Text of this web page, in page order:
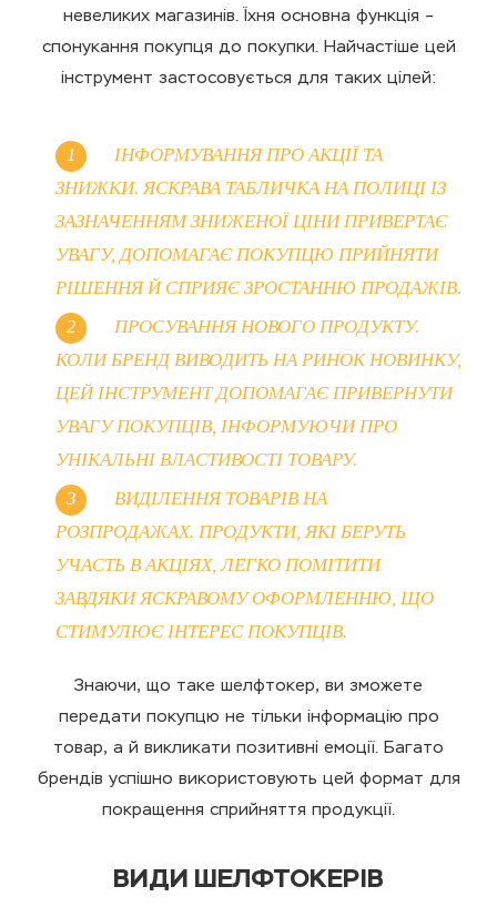
невеликих магазинів. Їхня основна функція –
спонукання покупця до покупки. Найчастіше цей
інструмент застосовується для таких цілей:
ІНФОРМУВАННЯ ПРО АКЦІЇ ТА
ЗНИЖКИ. ЯСКРАВА ТАБЛИЧКА НА ПОЛИЦІ ІЗ
ЗАЗНАЧЕННЯМ ЗНИЖЕНОЇ ЦІНИ ПРИВЕРТАЄ
УВАГУ, ДОПОМАГАЄ ПОКУПЦЮ ПРИЙНЯТИ
РІШЕННЯ Й СПРИЯЄ ЗРОСТАННЮ ПРОДАЖІВ.
ПРОСУВАННЯ НОВОГО ПРОДУКТУ.
КОЛИ БРЕНД ВИВОДИТЬ НА РИНОК НОВИНКУ,
ЦЕЙ ІНСТРУМЕНТ ДОПОМАГАЄ ПРИВЕРНУТИ
УВАГУ ПОКУПЦІВ, ІНФОРМУЮЧИ ПРО
УНІКАЛЬНІ ВЛАСТИВОСТІ ТОВАРУ.
ВИДІЛЕННЯ ТОВАРІВ НА
РОЗПРОДАЖАХ. ПРОДУКТИ, ЯКІ БЕРУТЬ
УЧАСТЬ В АКЦІЯХ, ЛЕГКО ПОМІТИТИ
ЗАВДЯКИ ЯСКРАВОМУ ОФОРМЛЕННЮ, ЩО
СТИМУЛЮЄ ІНТЕРЕС ПОКУПЦІВ.
Знаючи, що таке шелфтокер, ви зможете
передати покупцю не тільки інформацію про
товар, а й викликати позитивні емоції. Багато
брендів успішно використовують цей формат для
покращення сприйняття продукції.
ВИДИ ШЕЛФТОКЕРІВ